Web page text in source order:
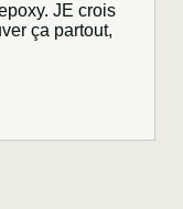
JE crois
ça partout,